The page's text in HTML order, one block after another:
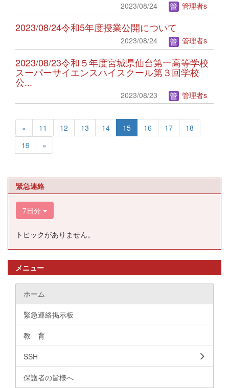
2023/08/24 管理者s
2023/08/24令和5年度授業公開について
2023/08/24 管理者s
2023/08/23令和５年度宮城県仙台第一高等学校
スーパーサイエンスハイスクール第３回学校
公...
2023/08/23 管理者s
« 11 12 13 14 15 16 17
18
19
»
緊急連絡
7日分
トピックがありません。
メニュー
ホーム
緊急連絡掲示板
教 育
SSH
保護者の皆様へ